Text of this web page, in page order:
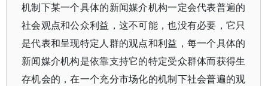
机制下某一个具体的新闻媒介机构一定会代表普遍的
社会观点和公众利益，这不可能，也没有必要，它只
是代表和呈现特定人群的观点和利益，每一个具体的
新闻媒介机构是依靠支持它的特定受众群体而获得生
存机会的，在一个充分市场化的机制下社会普遍的观